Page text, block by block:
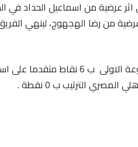
النتيجة تجعل الوداد في مقدمة